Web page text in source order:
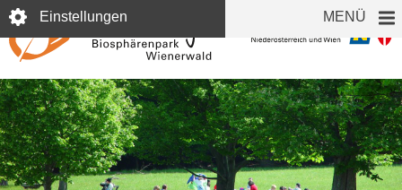
Direkt
zum
Inhalt
Einstellungen MENÜ